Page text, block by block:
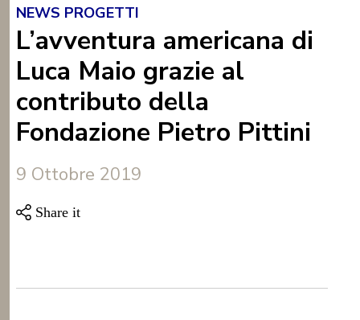
NEWS PROGETTI
L’avventura americana di
Luca Maio grazie al
contributo della
Fondazione Pietro Pittini
9 Ottobre 2019